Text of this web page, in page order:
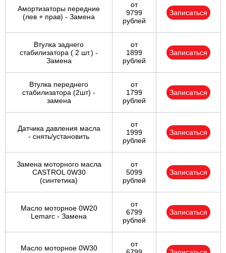
Амортизаторы передние
(лев + прав) - Замена
от
9799
рублей
Записаться
Втулка заднего
стабилизатора ( 2 шт.) -
Замена
от
1899
рублей
Записаться
Втулка переднего
стабилизатора (2шт) -
замена
от
1799
рублей
Записаться
Датчика давления масла
- снять/установить
от
1999
рублей
Записаться
Замена моторного масла
CASTROL 0W30
(синтетика)
от
5099
рублей
Записаться
Масло моторное 0W20
Lemarc - Замена
от
6799
рублей
Записаться
Масло моторное 0W30
от